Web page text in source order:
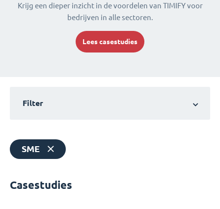
Krijg een dieper inzicht in de voordelen van TIMIFY voor
bedrijven in alle sectoren.
Lees casestudies
Filter
SME
Casestudies